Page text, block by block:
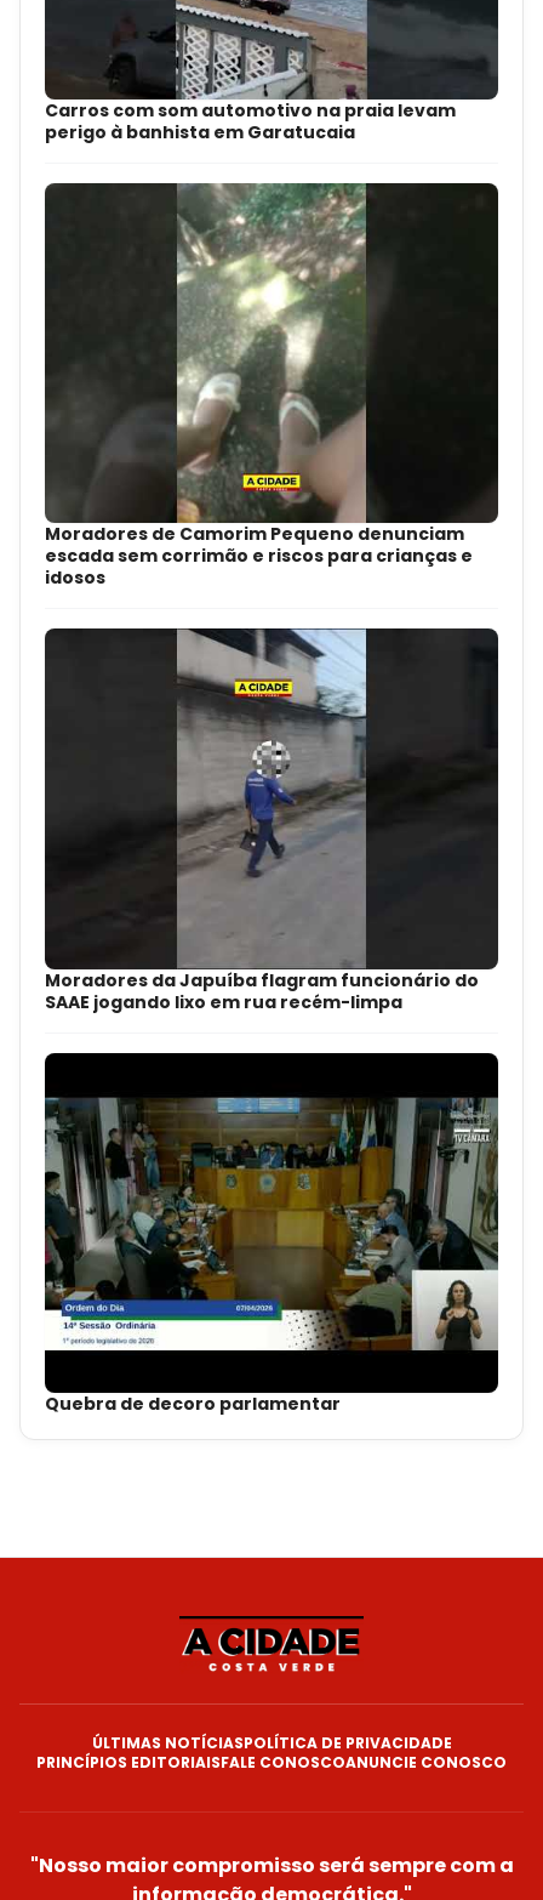
Carros com som automotivo na praia levam
perigo à banhista em Garatucaia
Moradores de Camorim Pequeno denunciam
escada sem corrimão e riscos para crianças e
idosos
Moradores da Japuíba flagram funcionário do
SAAE jogando lixo em rua recém-limpa
Quebra de decoro parlamentar
ÚLTIMAS NOTÍCIASPOLÍTICA DE PRIVACIDADE
PRINCÍPIOS EDITORIAISFALE CONOSCOANUNCIE CONOSCO
"Nosso maior compromisso será sempre com a